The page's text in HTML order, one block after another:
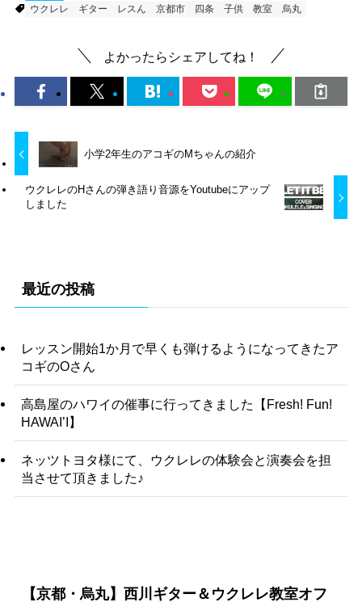
ウクレレ
ギター レスん 京都市 四条 子供 教室 烏丸
よかったらシェアしてね！
小学2年生のアコギのMちゃんの紹介
ウクレレのHさんの弾き語り音源をYoutubeにアップ
しました
最近の投稿
レッスン開始1か月で早くも弾けるようになってきたア
コギのOさん
高島屋のハワイの催事に行ってきました【Fresh! Fun!
HAWAI’I】
ネッツトヨタ様にて、ウクレレの体験会と演奏会を担
当させて頂きました♪
【京都・烏丸】西川ギター＆ウクレレ教室オフ